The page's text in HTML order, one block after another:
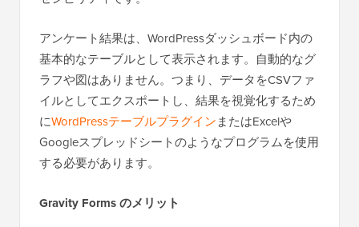
アンケート結果は、WordPressダッシュボード内の
基本的なテーブルとして表示されます。自動的なグ
ラフや図はありません。つまり、データをCSVファ
イルとしてエクスポートし、結果を視覚化するため
にWordPressテーブルプラグインまたはExcelや
Googleスプレッドシートのようなプログラムを使用
する必要があります。
Gravity Forms のメリット